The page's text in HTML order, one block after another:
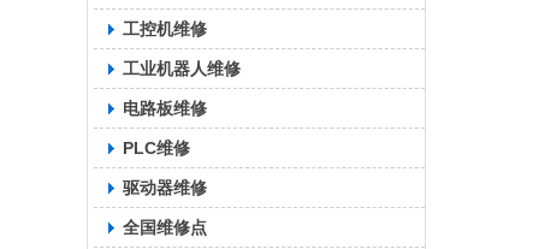
工控机维修
工业机器人维修
电路板维修
PLC维修
驱动器维修
全国维修点